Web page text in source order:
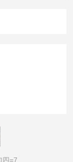
四=7